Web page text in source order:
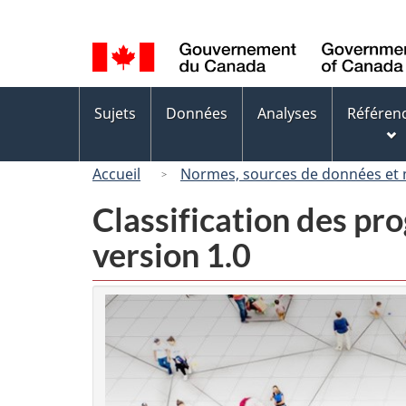
de
la
langue
des
Sujets Données Analyses
Accueil Normes, sources de données et
Classification des
version 1.0